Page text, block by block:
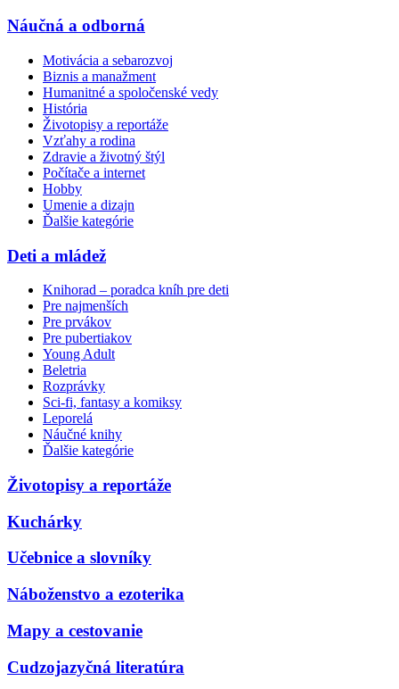
Náučná a odborná
Motivácia a sebarozvoj
Biznis a manažment
Humanitné a spoločenské vedy
História
Životopisy a reportáže
Vzťahy a rodina
Zdravie a životný štýl
Počítače a internet
Hobby
Umenie a dizajn
Ďalšie kategórie
Deti a mládež
Knihorad – poradca kníh pre deti
Pre najmenších
Pre prvákov
Pre pubertiakov
Young Adult
Beletria
Rozprávky
Sci-fi, fantasy a komiksy
Leporelá
Náučné knihy
Ďalšie kategórie
Životopisy a reportáže
Kuchárky
Učebnice a slovníky
Náboženstvo a ezoterika
Mapy a cestovanie
Cudzojazyčná literatúra